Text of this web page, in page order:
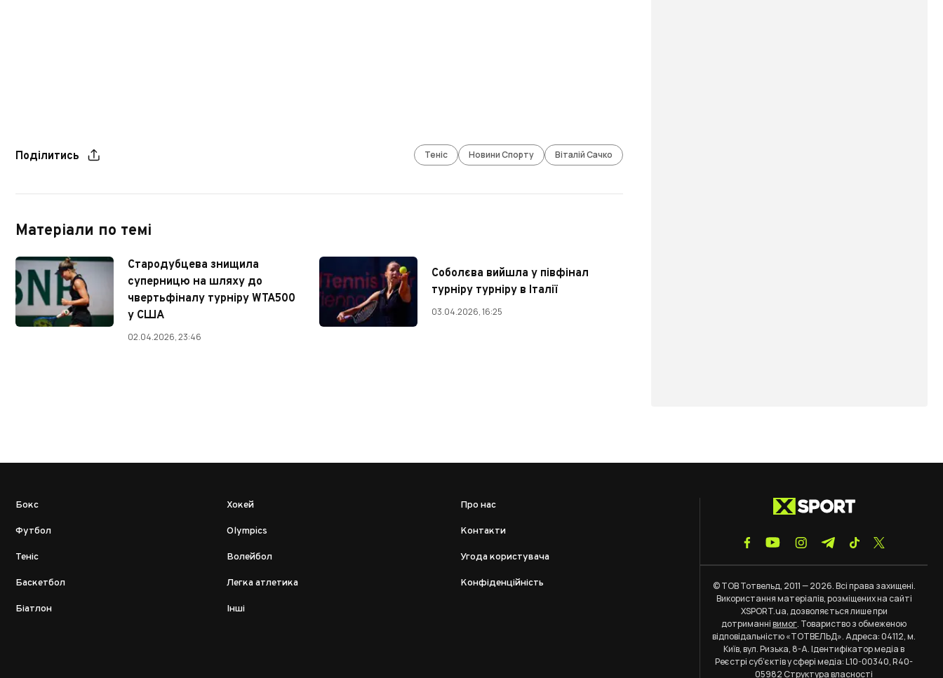
Поділитись Теніс Новини Спорту Віталій Сачко
Матеріали по темі
Стародубцева знищила
суперницю на шляху до
чвертьфіналу турніру WTA500
у США
02.04.2026, 23:46
Соболєва вийшла у півфінал
турніру турніру в Італії
03.04.2026, 16:25
Бокс
Футбол
Теніс
Баскетбол
Біатлон
Хокей
Olympics
Волейбол
Легка атлетика
Інші
Про нас
Контакти
Угода користувача
Конфіденційність
© ТОВ Тотвельд, 2011 — 2026. Всі права захищені.
Використання матеріалів, розміщених на сайті
XSPORT.ua, дозволяється лише при
дотриманнівимог. Товариство з обмеженою
відповідальністю «ТОТВЕЛЬД». Адреса: 04112, м.
Київ, вул. Ризька, 8-А. Ідентифікатор медіа в
Реєстрі суб’єктів у сфері медіа: L10-00340, R40-
05982Структура власності